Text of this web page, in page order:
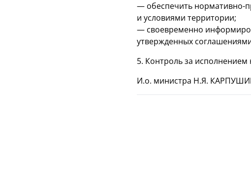
— обеспечить нормативно-
и условиями территории;
— своевременно
утвержденных
5. Контроль за исполнением
И.о. министра Н.Я.